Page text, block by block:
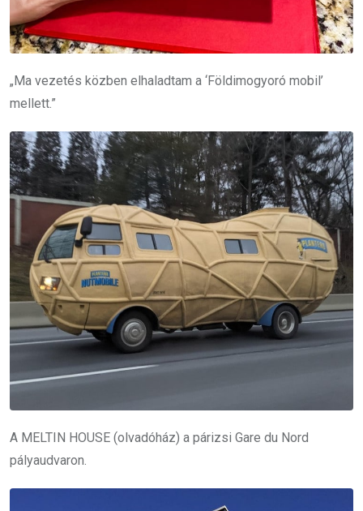
„Ma vezetés közben elhaladtam a ‘Földimogyoró mobil’
mellett.”
A MELTIN HOUSE (olvadóház) a párizsi Gare du Nord
pályaudvaron.